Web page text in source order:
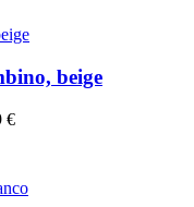
beige
€